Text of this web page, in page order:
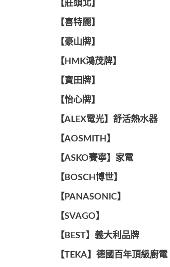
【莊頭北】
【喜特麗】
【豪山牌】
【HMK鴻茂牌】
【寶田牌】
️【怡心牌】️
️️【ALEX電光】舒活熱水器️️
【AOSMITH】
【ASKO賽寧】家電
【BOSCH博世】
️【PANASONIC】️
️【SVAGO】️
️【BEST】️義大利品牌
️【TEKA】️德國百年頂級廚電